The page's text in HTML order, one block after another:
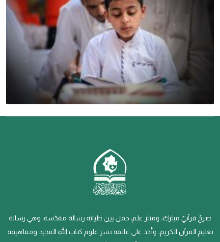
صرحٌ قرآنيّ مبارك، ومنار علم، حمل بين طياته رسالة مقدّسة، وهي رسالة
تعليم القرآن الكريم، وأخذ على عاتقه نشر علوم كتاب الله المجيد ومفاهيمه